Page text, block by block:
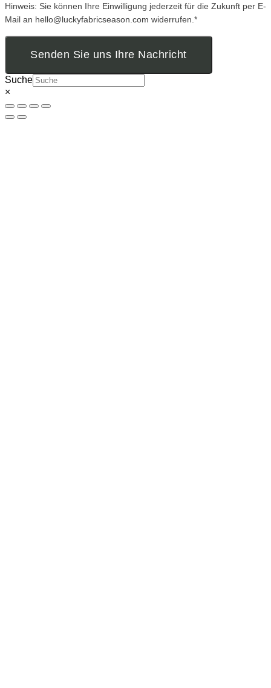
Hinweis: Sie können Ihre Einwilligung jederzeit für die Zukunft per E-
Mail an hello@luckyfabricseason.com widerrufen.*
Senden Sie uns Ihre Nachricht
Suche
×